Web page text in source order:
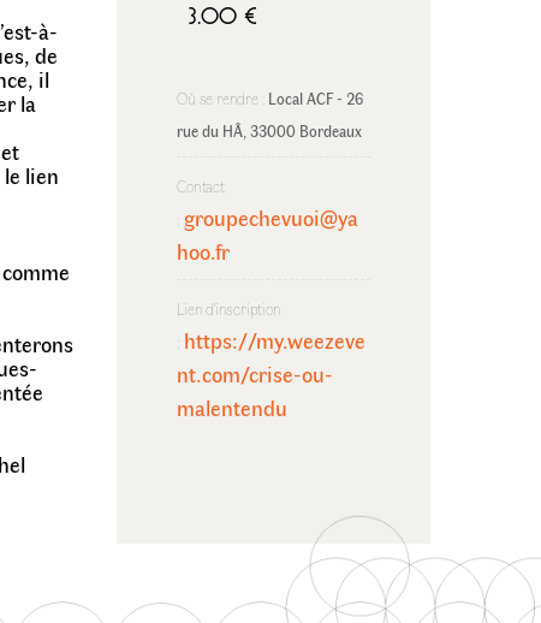
à-
de
il
la
lien
3.00 €
Où se rendre : Local ACF - 26
rue du HÂ, 33000 Bordeaux
Contact
: groupechevuoi@ya
hoo.fr
Lien d'inscription
: https://my.weezeve
nt.com/crise-ou-
malentendu